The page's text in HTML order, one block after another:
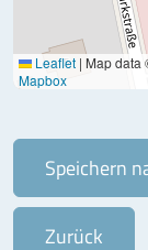
Leaflet | Map data
Mapbox
Speichern
Zurück